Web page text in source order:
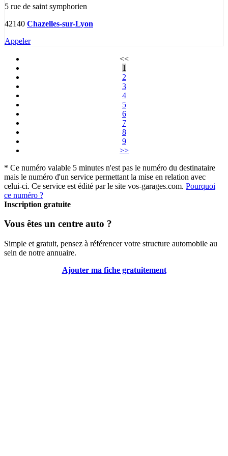
5 rue de saint symphorien
42140 Chazelles-sur-Lyon
Appeler
<<
1
2
3
4
5
6
7
8
9
>>
* Ce numéro valable 5 minutes n'est pas le numéro du destinataire
mais le numéro d'un service permettant la mise en relation avec
celui-ci. Ce service est édité par le site vos-garages.com. Pourquoi
ce numéro ?
Inscription gratuite
Vous êtes un centre auto ?
Simple et gratuit, pensez à référencer votre structure automobile au
sein de notre annuaire.
Ajouter ma fiche gratuitement